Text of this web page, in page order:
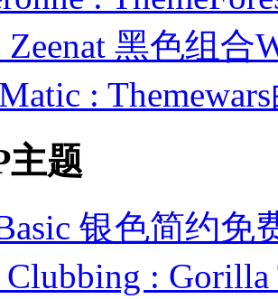
Zeenat 黑色组合
:
主题
银色简约免
: